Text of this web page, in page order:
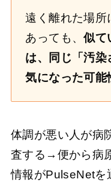
遠く離れた場所
あっても、似て
は、同じ「汚染
気になった可能
体調が悪い人が病
査する→便から病
情報がPulseNetを